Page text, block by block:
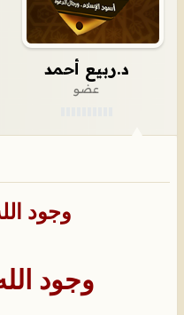
د.ربيع أحمد
عضو
وجود
وجود